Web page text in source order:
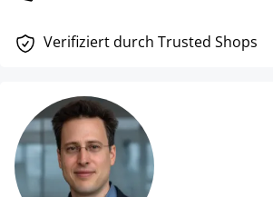
Verifiziert durch Trusted Shops